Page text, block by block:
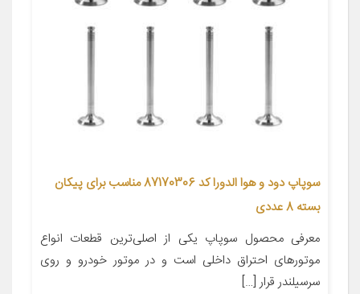
سوپاپ دود و هوا الدورا کد 87170306 مناسب برای پیکان
بسته 8 عددی
معرفی محصول سوپاپ یکی از اصلی‌ترین قطعات انواع
موتورهای احتراق داخلی است و در موتور خودرو و روی
سرسیلندر قرار […]